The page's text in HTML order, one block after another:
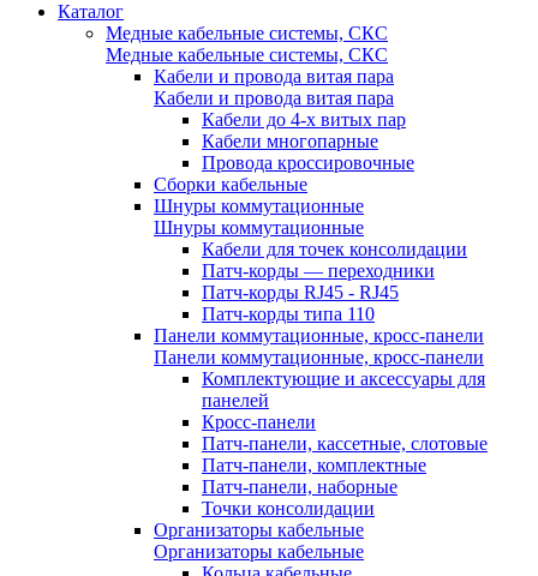
Каталог
Медные кабельные системы, СКС
Медные кабельные системы, СКС
Кабели и провода витая пара
Кабели и провода витая пара
Кабели до 4-х витых пар
Кабели многопарные
Провода кроссировочные
Сборки кабельные
Шнуры коммутационные
Шнуры коммутационные
Кабели для точек консолидации
Патч-корды — переходники
Патч-корды RJ45 - RJ45
Патч-корды типа 110
Панели коммутационные, кросс-панели
Панели коммутационные, кросс-панели
Комплектующие и аксессуары для
панелей
Кросс-панели
Патч-панели, кассетные, слотовые
Патч-панели, комплектные
Патч-панели, наборные
Точки консолидации
Организаторы кабельные
Организаторы кабельные